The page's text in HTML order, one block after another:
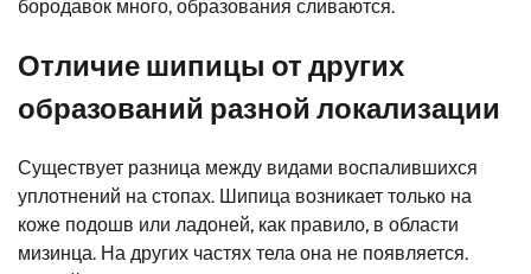
бородавок много, образования сливаются.
Отличие шипицы от других
образований разной локализации
Существует разница между видами воспалившихся
уплотнений на стопах. Шипица возникает только на
коже подошв или ладоней, как правило, в области
мизинца. На других частях тела она не появляется.